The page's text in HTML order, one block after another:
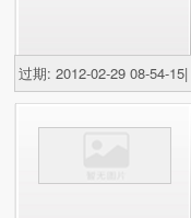
过期: 2012-02-29 08-54-